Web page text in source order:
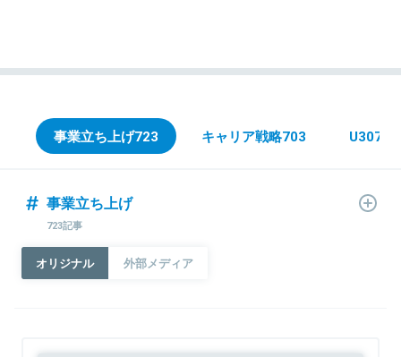
事業立ち上げ723 キャリア戦略703 U3078
事業立ち上げ
723記事
オリジナル 外部メディア